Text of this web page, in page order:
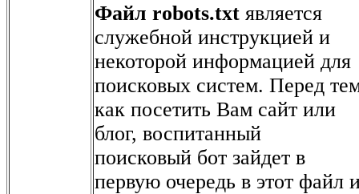
Файл robots.txt является
служебной инструкцией и
некоторой информацией для
поисковых систем. Перед
как посетить Вам сайт или
блог, воспитанный
поисковый бот зайдет в
первую очередь в этот файл